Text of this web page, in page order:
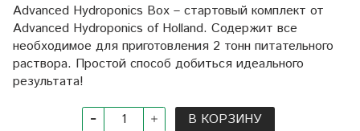
Advanced Hydroponics Box – стартовый комплект от
Advanced Hydroponics of Holland. Содержит все
необходимое для приготовления 2 тонн питательного
раствора. Простой способ добиться идеального
результата!
В КОРЗИНУ